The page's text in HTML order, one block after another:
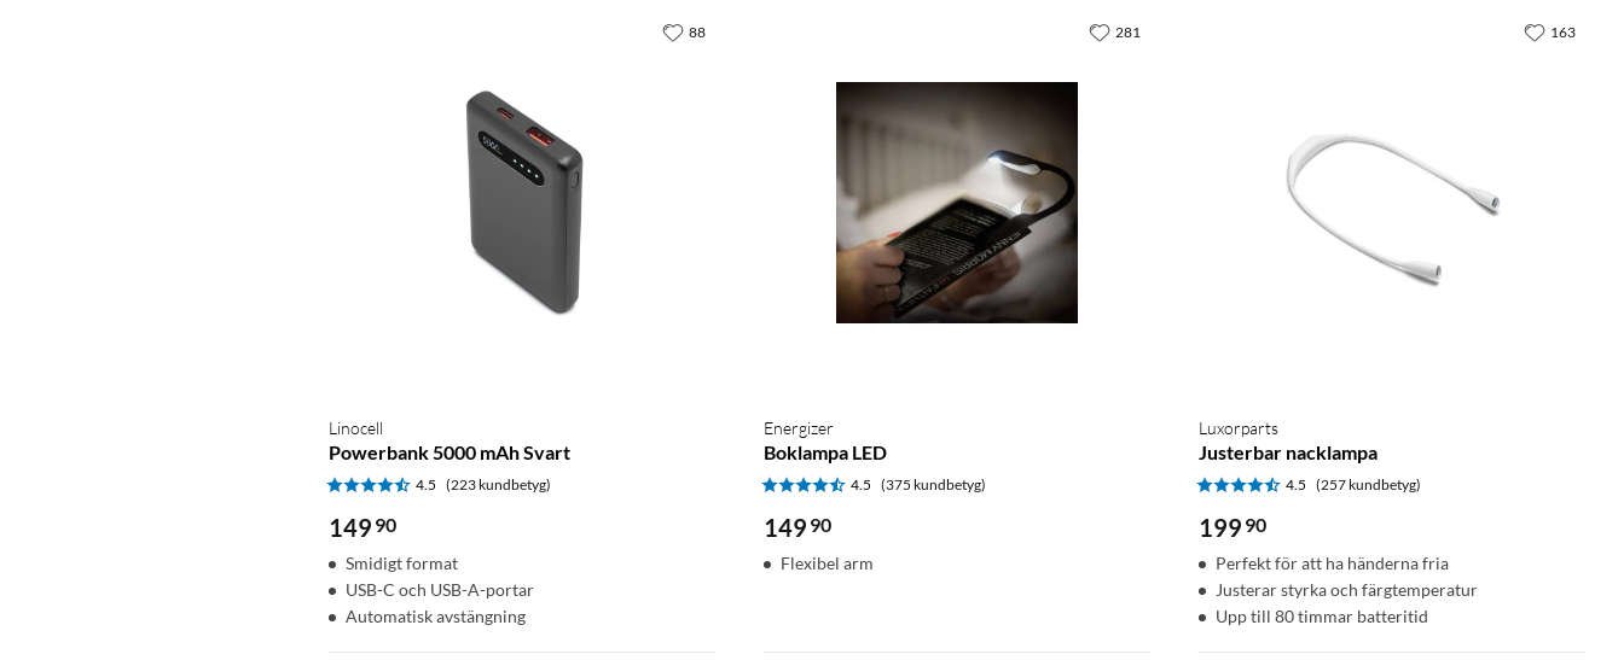
Linocell
Powerbank 5000 mAh Svart
4.5 (223 kundbetyg)
149 90
Smidigt format
USB-C och USB-A-portar
Automatisk avstängning
88
Energizer
Boklampa LED
4.5 (375 kundbetyg)
149 90
Flexibel arm
281
Luxorparts
Justerbar nacklampa
4.5 (257 kundbetyg)
199 90
Perfekt för att ha händerna fria
Justerar styrka och färgtemperatur
Upp till 80 timmar batteritid
163